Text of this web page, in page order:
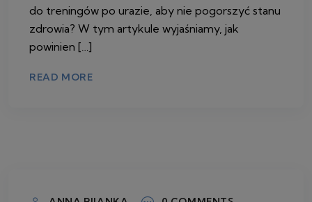
do treningów po urazie, aby nie pogorszyć stanu
zdrowia? W tym artykule wyjaśniamy, jak
powinien […]
READ MORE